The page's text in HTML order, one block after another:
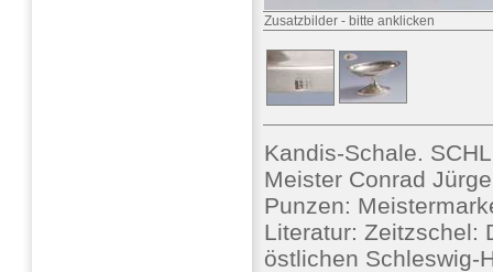
Zusatzbilder - bitte anklicken
Kandis-Schale.
Meister Conrad
Punzen:
Literatur: Zeitzschel:
östlichen Schleswig-